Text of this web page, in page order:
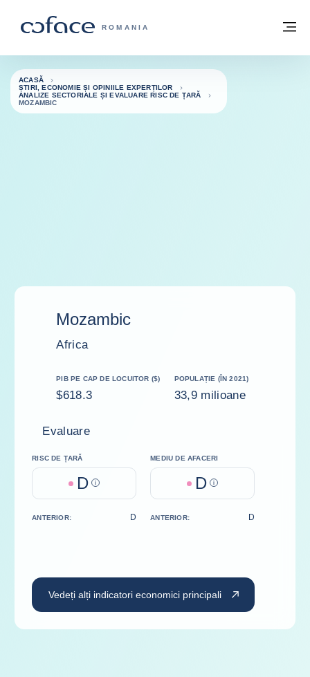
COFACE FOR TRADE - WEBSITE GRUP
ROMANIA
Înapoi la pagina de start
ACASĂ
ȘTIRI, ECONOMIE ȘI OPINIILE EXPERȚILOR
ANALIZE SECTORIALE ȘI EVALUARE RISC DE ȚARĂ
MOZAMBIC
Mozambic
Africa
PIB PE CAP DE LOCUITOR ($)
$618.3
POPULAȚIE (ÎN 2021)
33,9 milioane
Evaluare
RISC DE ȚARĂ
D Help
MEDIU DE AFACERI
D Help
ANTERIOR: D ANTERIOR: D
Vedeți alți indicatori economici principali